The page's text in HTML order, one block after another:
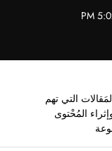
التي تهم
المُحْتوى